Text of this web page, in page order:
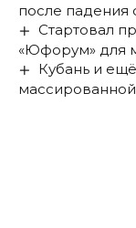
после
Стартовал
«Юфорум» для
Кубань и